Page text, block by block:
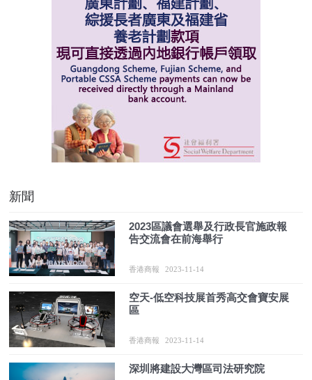
新聞
2023區議會選舉及行政長官施政報
告交流會在前海舉行
香港商報 2023-11-14
空天-低空科技展首秀高交會寶安展
區
香港商報 2023-11-14
深圳將建設大灣區司法研究院